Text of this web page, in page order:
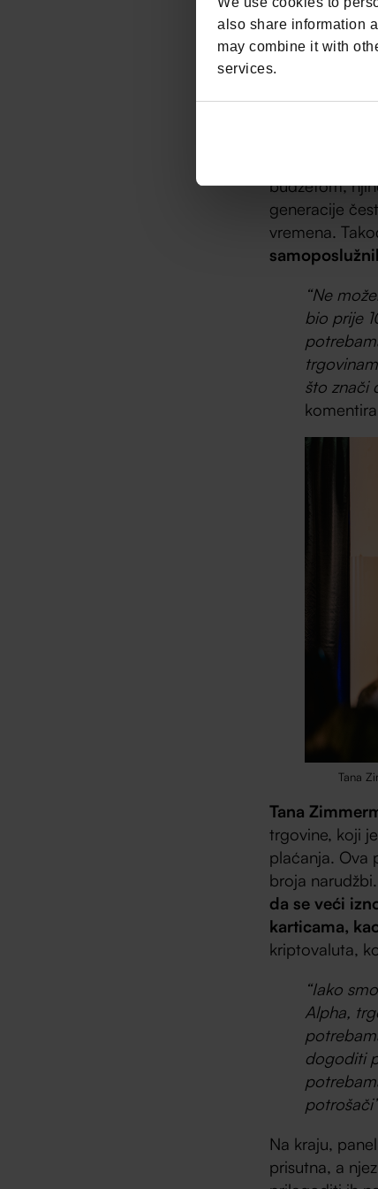
also share information
may combine it with
services.
“Mlade
željama i
kada
budžetom,
generacije
vremena.
“Ne
bio prije
što znači
Tana
Tana
trgovine, koji
plaćanja. Ova
broja
da se veći
karticama,
kriptovaluta,
“Iako
Alpha,
dogoditi
Na kraju,
prisutna, a